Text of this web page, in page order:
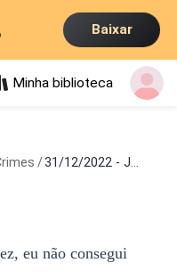
Baixar
Minha biblioteca
/31/12/2022 - Jade
eu não consegui